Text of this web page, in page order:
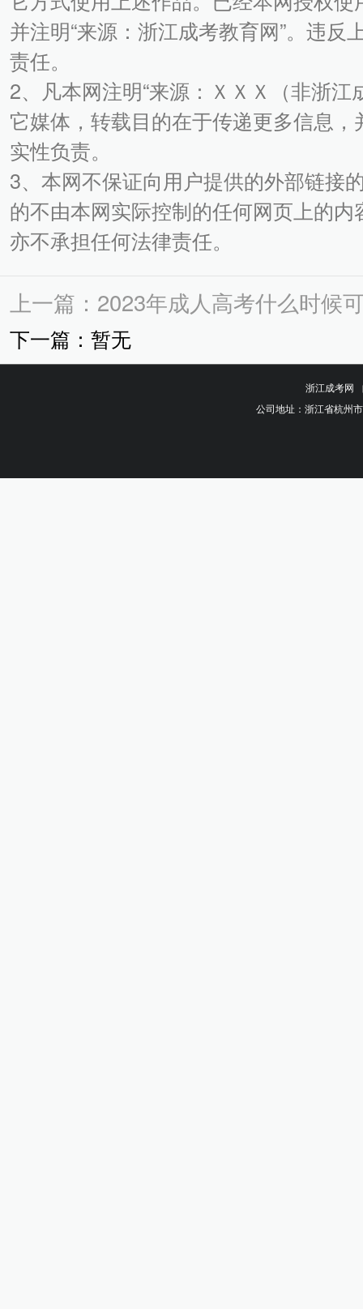
并注明“来源：浙江成考教育网”。违
责任。
2、凡本网注明“来源：ＸＸＸ（非浙
它媒体，转载目的在于传递更多信息
实性负责。
3、本网不保证向用户提供的外部链接
的不由本网实际控制的任何网页上的
亦不承担任何法律责任。
上一篇：2023年成人高考什么时候
下一篇：暂无
浙江成考网
公司地址：浙江省杭州